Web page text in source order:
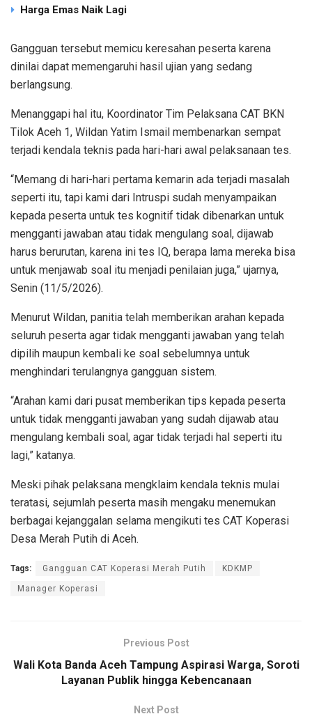
Harga Emas Naik Lagi
Gangguan tersebut memicu keresahan peserta karena
dinilai dapat memengaruhi hasil ujian yang sedang
berlangsung.
Menanggapi hal itu, Koordinator Tim Pelaksana CAT BKN
Tilok Aceh 1, Wildan Yatim Ismail membenarkan sempat
terjadi kendala teknis pada hari-hari awal pelaksanaan tes.
“Memang di hari-hari pertama kemarin ada terjadi masalah
seperti itu, tapi kami dari Intruspi sudah menyampaikan
kepada peserta untuk tes kognitif tidak dibenarkan untuk
mengganti jawaban atau tidak mengulang soal, dijawab
harus berurutan, karena ini tes IQ, berapa lama mereka bisa
untuk menjawab soal itu menjadi penilaian juga,” ujarnya,
Senin (11/5/2026).
Menurut Wildan, panitia telah memberikan arahan kepada
seluruh peserta agar tidak mengganti jawaban yang telah
dipilih maupun kembali ke soal sebelumnya untuk
menghindari terulangnya gangguan sistem.
“Arahan kami dari pusat memberikan tips kepada peserta
untuk tidak mengganti jawaban yang sudah dijawab atau
mengulang kembali soal, agar tidak terjadi hal seperti itu
lagi,” katanya.
Meski pihak pelaksana mengklaim kendala teknis mulai
teratasi, sejumlah peserta masih mengaku menemukan
berbagai kejanggalan selama mengikuti tes CAT Koperasi
Desa Merah Putih di Aceh.
Tags: Gangguan CAT Koperasi Merah Putih KDKMP
Manager Koperasi
Previous Post
Wali Kota Banda Aceh Tampung Aspirasi Warga, Soroti
Layanan Publik hingga Kebencanaan
Next Post